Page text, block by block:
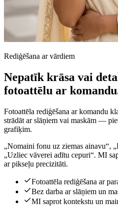
Rediģēšana ar vārdiem
Nepatīk krāsa vai
fotoattēlu ar
Fotoattēla rediģēšana ar komandu
strādāt ar slāņiem vai maskām —
grafiķim.
„Nomaini fonu uz ziemas ainavu“,
„Uzliec vāverei adītu cepuri“. MI
ar pikseļu precizitāti.
Fotoattēla rediģēšana ar
Bez darba ar slāņiem un
MI saprot kontekstu un